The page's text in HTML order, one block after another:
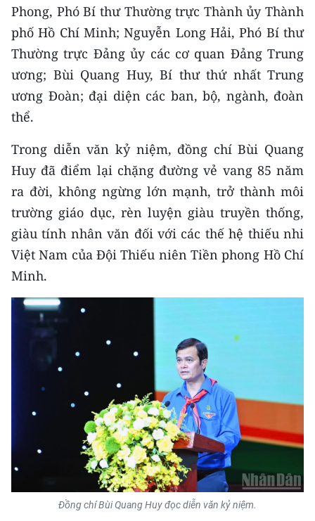
Video
Media Chính trị
Media Kinh tế
Media Văn hóa
Media Pháp luật
Media Du lịch
Media Thế giới
Media Thể thao
Media Y tế
Media Khoa học - Công nghệ
Media Môi trường
Ảnh
Infographic
Phong, Phó Bí thư Thường trực Thành ủy Thành
phố Hồ Chí Minh; Nguyễn Long Hải, Phó Bí thư
Thường trực Đảng ủy các cơ quan Đảng Trung
ương; Bùi Quang Huy, Bí thư thứ nhất Trung
ương Đoàn; đại diện các ban, bộ, ngành, đoàn
thể.
Trong diễn văn kỷ niệm, đồng chí Bùi Quang
Huy đã điểm lại chặng đường vẻ vang 85 năm
ra đời, không ngừng lớn mạnh, trở thành môi
trường giáo dục, rèn luyện giàu truyền thống,
giàu tính nhân văn đối với các thế hệ thiếu nhi
Việt Nam của Đội Thiếu niên Tiền phong Hồ Chí
Minh.
Đồng chí Bùi Quang Huy đọc diễn văn kỷ niệm.